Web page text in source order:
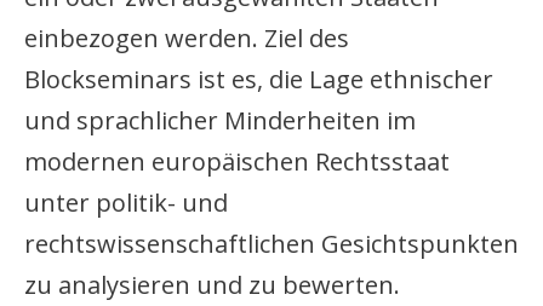
einbezogen werden. Ziel des
Blockseminars ist es, die Lage ethnischer
und sprachlicher Minderheiten im
modernen europäischen Rechtsstaat
unter politik- und
rechtswissenschaftlichen Gesichtspunkten
zu analysieren und zu bewerten.